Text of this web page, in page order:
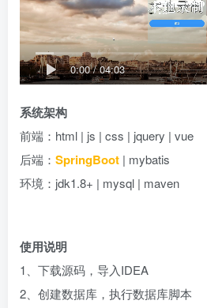
0:00/04:03
系统架构
前端：html | js | css | jquery | vue
后端： SpringBoot | mybatis
环境：jdk1.8+ | mysql | maven
使用说明
1、下载源码，导入IDEA
2、创建数据库，执行数据库脚本